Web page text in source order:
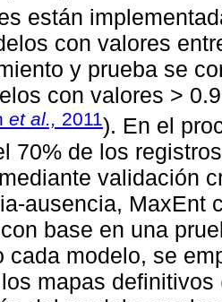
están
con valores
y prueba se
con valores >
et al., 2011). En el
70% de los
validación
ausencia, MaxEnt
base en una
cada modelo, se
mapas